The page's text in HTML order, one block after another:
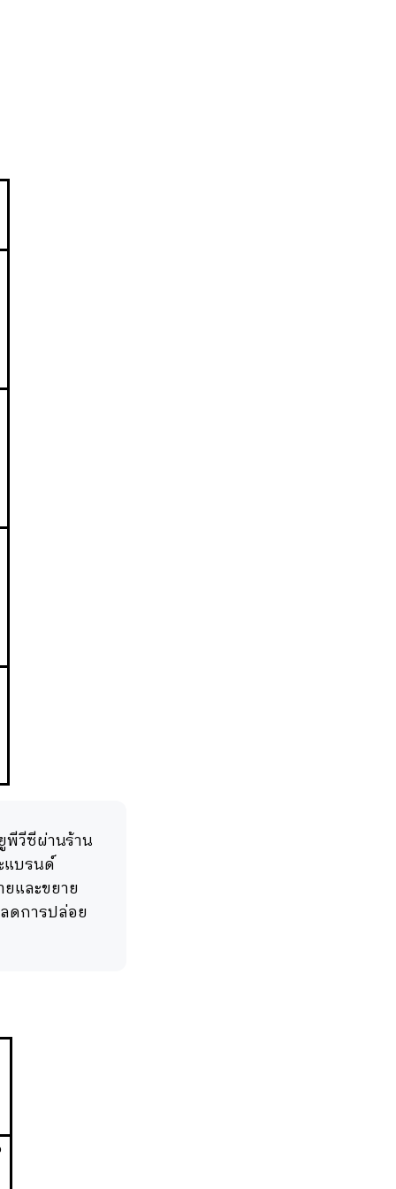
พีวีซีผ่านร้าน
แบรนด์
และขยาย
ดการปล่อย